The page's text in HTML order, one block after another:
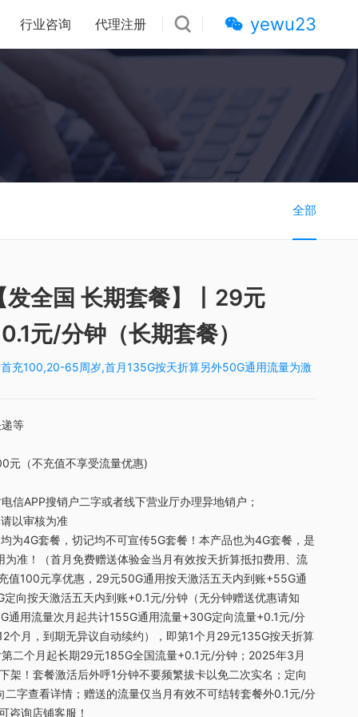
yewu23
行业咨询 代理注册
全部
全国 长期套餐】丨29元
元/分钟（长期套餐）
充100,20-65周岁,首月135G按天折算另外50G通用流量为激
等
元（不充值不享受流量优惠)
信APP搜销户二字或者线下营业厅办理异地销户；
以审核为准
为4G套餐，切记均不可宣传5G套餐！本产品也为4G套餐，是
准！（首月免费赠送体验金当月有效按天折算抵扣费用、流
值100元享优惠，29元50G通用按天激活五天内到账+55G通
向按天激活五天内到账+0.1元/分钟（无分钟赠送优惠请知
通用流量次月起共计155G通用流量+30G定向流量+0.1元/分
个月，到期无异议自动续约），即第1个月29元135G按天折算
二个月起长期29元185G全国流量+0.1元/分钟；2025年3月
架！套餐激活后外呼1分钟不要频繁拔卡以免二次实名；定向
二字查看详情；赠送的流量仅当月有效不可结转套餐外0.1元/分
咨询店铺客服！